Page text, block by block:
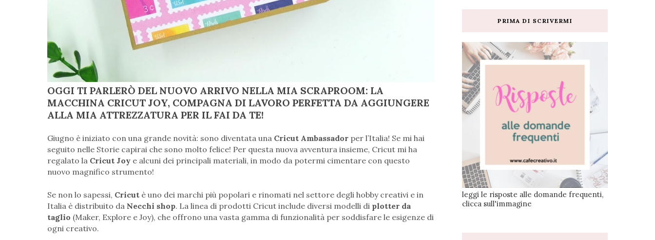
OGGI TI PARLERÒ DEL NUOVO ARRIVO NELLA MIA SCRAPROOM: LA
MACCHINA CRICUT JOY, COMPAGNA DI LAVORO PERFETTA DA AGGIUNGERE
ALLA MIA ATTREZZATURA PER IL FAI DA TE!
Giugno è iniziato con una grande novità: sono diventata una Cricut Ambassador per l’Italia! Se mi hai
seguito nelle Storie capirai che sono molto felice! Per questa nuova avventura insieme, Cricut mi ha
regalato la Cricut Joy e alcuni dei principali materiali, in modo da potermi cimentare con questo
nuovo magnifico strumento!
Se non lo sapessi, Cricut è uno dei marchi più popolari e rinomati nel settore degli hobby creativi e in
Italia è distribuito da Necchi shop. La linea di prodotti Cricut include diversi modelli di plotter da
taglio (Maker, Explore e Joy), che offrono una vasta gamma di funzionalità per soddisfare le esigenze di
ogni creativo.
PRIMA DI SCRIVERMI
leggi le risposte alle domande frequenti,
clicca sull'immagine